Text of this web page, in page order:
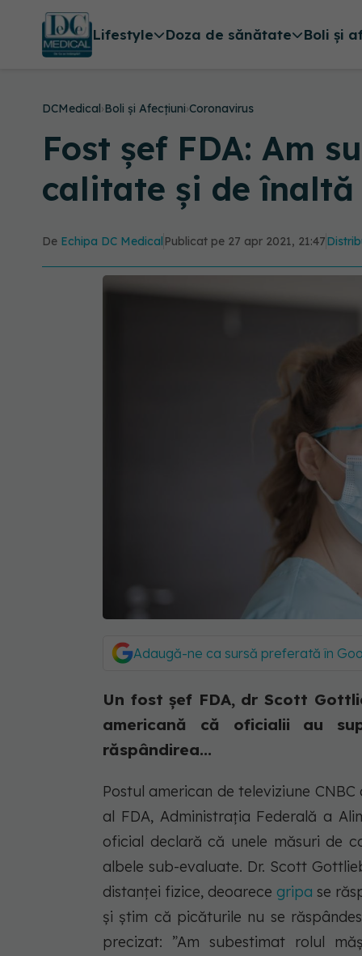
Lifestyle Doza de sănătate Boli și
DCMedical›Boli și Afecțiuni›Coronavirus
Fost șef FDA: Am
calitate și de
De Echipa DC Medical Publicat pe 27 apr 2021, 21:47
Adaugă-ne ca sursă preferată în
Un fost șef FDA, dr Scott
americană că oficialii au
răspândirea...
Postul american de televiziune
al FDA, Administrația Federală a
oficial declară că unele măsuri de
albele sub-evaluate. Dr. Scott
distanței fizice, deoarece gripa se
și știm că picăturile nu se
precizat: ”Am subestimat rolul